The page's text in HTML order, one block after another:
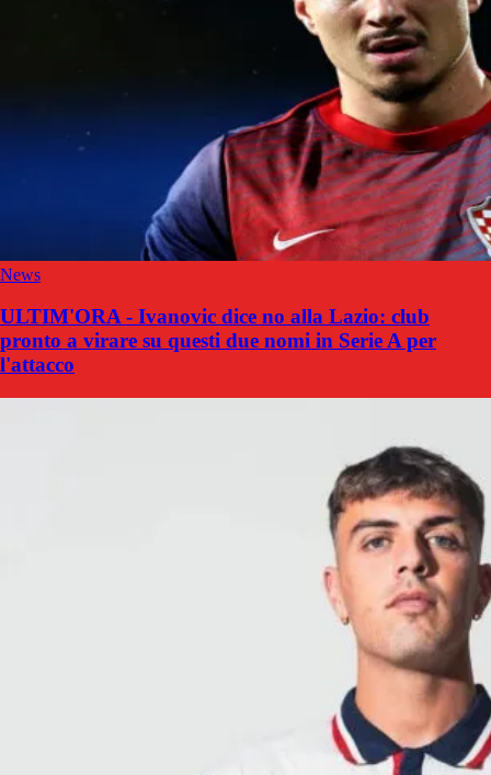
News
ULTIM'ORA - Ivanovic dice no alla Lazio: club
pronto a virare su questi due nomi in Serie A per
l'attacco